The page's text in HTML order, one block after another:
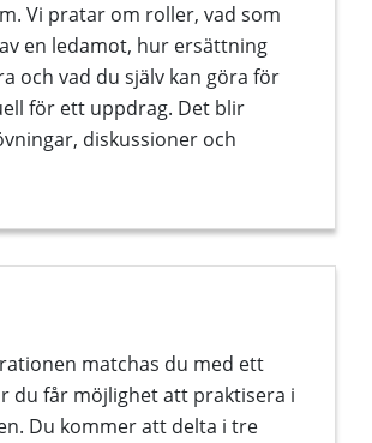
Vi pratar om roller, vad som
en ledamot, hur ersättning
och vad du själv kan göra för
för ett uppdrag. Det blir
diskussioner och
matchas du med ett
du får möjlighet att praktisera i
Du kommer att delta i tre